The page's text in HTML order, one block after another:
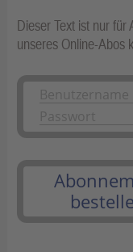
Dieser Text ist nur für
unseres Online-Abos